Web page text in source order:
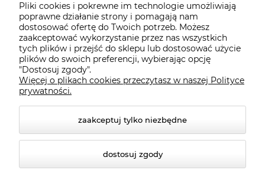
© 2026 suprabike.pl. Wszelkie prawa zastrzeżone.
Pliki cookies i pokrewne im technologie umożliwiają
poprawne działanie strony i pomagają nam
dostosować ofertę do Twoich potrzeb. Możesz
zaakceptować wykorzystanie przez nas wszystkich
tych plików i przejść do sklepu lub dostosować użycie
plików do swoich preferencji, wybierając opcję
"Dostosuj zgody".
Więcej o plikach cookies przeczytasz w naszej Polityce
prywatności.
zaakceptuj tylko niezbędne
dostosuj zgody